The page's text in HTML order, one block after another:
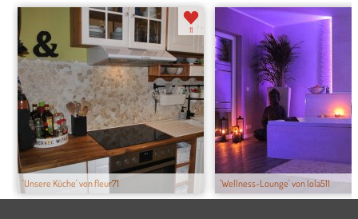
'Unsere Küche' von fleur71
11
'Wellness-Lounge' von lola511